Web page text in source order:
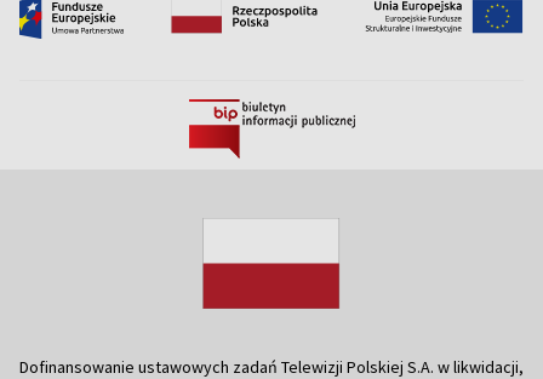
Dofinansowanie ustawowych zadań Telewizji Polskiej S.A. w likwidacji,